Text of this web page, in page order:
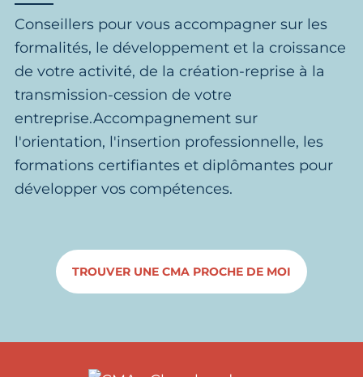
Conseillers pour vous accompagner sur les
formalités, le développement et la croissance
de votre activité, de la création-reprise à la
transmission-cession de votre
entreprise.Accompagnement sur
l'orientation, l'insertion professionnelle, les
formations certifiantes et diplômantes pour
développer vos compétences.
TROUVER UNE CMA PROCHE DE MOI